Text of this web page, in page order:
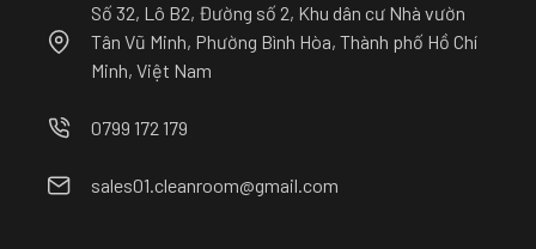
Số 32, Lô B2, Đường số 2, Khu dân cư Nhà vườn
Tân Vũ Minh, Phường Bình Hòa, Thành phố Hồ Chí
Minh, Việt Nam
0799 172 179
sales01.cleanroom@gmail.com